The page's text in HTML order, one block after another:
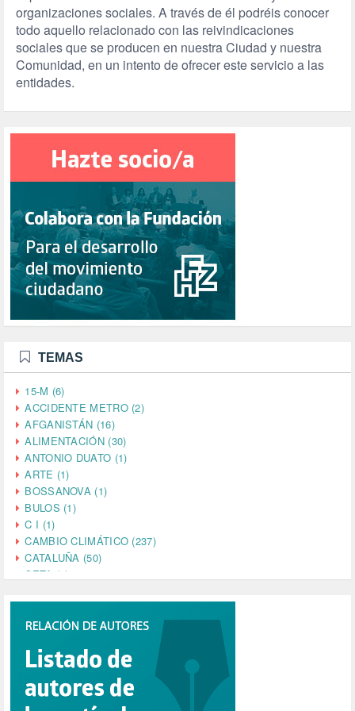
organizaciones sociales. A través de él podréis conocer
todo aquello relacionado con las reivindicaciones
sociales que se producen en nuestra Ciudad y nuestra
Comunidad, en un intento de ofrecer este servicio a las
entidades.
TEMAS
15-M (6)
ACCIDENTE METRO (2)
AFGANISTÁN (16)
ALIMENTACIÓN (30)
ANTONIO DUATO (1)
ARTE (1)
BOSSANOVA (1)
BULOS (1)
C I (1)
CAMBIO CLIMÁTICO (237)
CATALUÑA (50)
CETA (2)
CINE (35)
COMPROMISO (2)
CONFERENCIA (1)
CONSUMO (1)
CORONAVIRUS (155)